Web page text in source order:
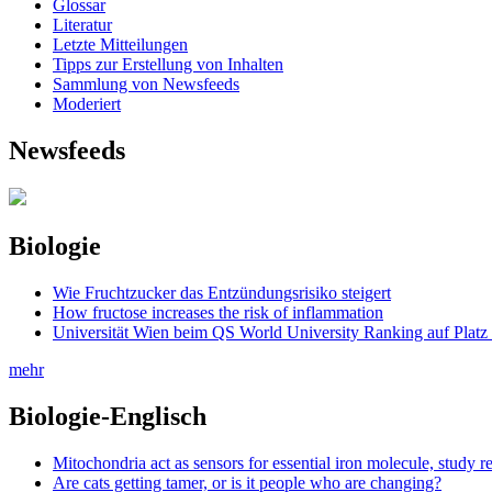
Glossar
Literatur
Letzte Mitteilungen
Tipps zur Erstellung von Inhalten
Sammlung von Newsfeeds
Moderiert
Newsfeeds
Biologie
Wie Fruchtzucker das Entzündungsrisiko steigert
How fructose increases the risk of inflammation
Universität Wien beim QS World University Ranking auf Platz
mehr
Biologie-Englisch
Mitochondria act as sensors for essential iron molecule, study
Are cats getting tamer, or is it people who are changing?